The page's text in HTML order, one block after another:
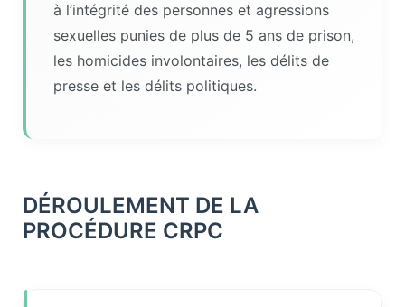
à l’intégrité des personnes et agressions
sexuelles punies de plus de 5 ans de prison,
les homicides involontaires, les délits de
presse et les délits politiques.
DÉROULEMENT DE LA
PROCÉDURE CRPC